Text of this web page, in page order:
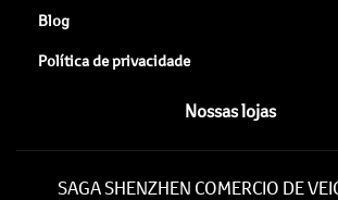
Blog
Política de privacidade
Nossas lojas
SAGA SHENZHEN COMERCIO DE